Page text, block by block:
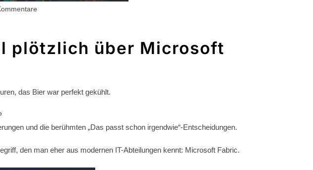
plötzlich über Microsoft
das Bier war perfekt gekühlt.
und die berühmten „Das passt schon irgendwie“-Entscheidungen.
den man eher aus modernen IT-Abteilungen kennt: Microsoft Fabric.